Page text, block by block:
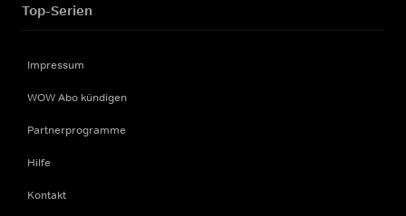
Top-Serien
Impressum
WOW Abo kündigen
Partnerprogramme
Hilfe
Kontakt